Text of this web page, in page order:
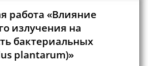
работа «Влияние
излучения на
бактериальных
plantarum)»